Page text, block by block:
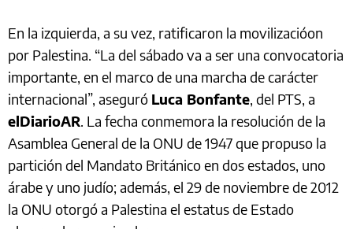
En la izquierda, a su vez, ratificaron la movilizacióon
por Palestina. “La del sábado va a ser una convocatoria
importante, en el marco de una marcha de carácter
internacional”, aseguró Luca Bonfante, del PTS, a
elDiarioAR. La fecha conmemora la resolución de la
Asamblea General de la ONU de 1947 que propuso la
partición del Mandato Británico en dos estados, uno
árabe y uno judío; además, el 29 de noviembre de 2012
la ONU otorgó a Palestina el estatus de Estado